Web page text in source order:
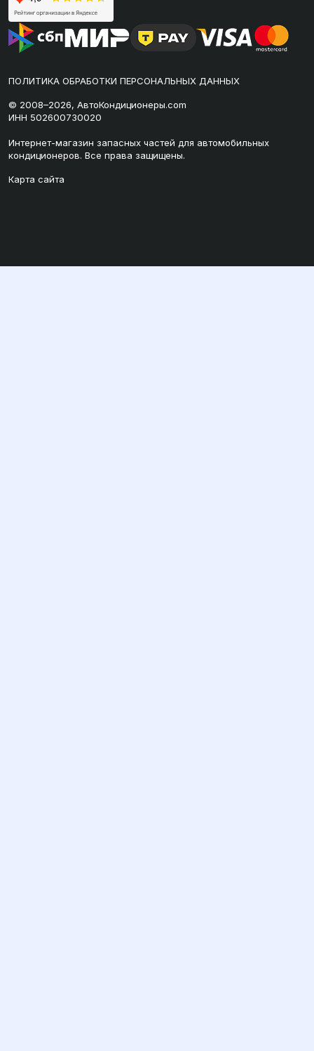
ПОЛИТИКА ОБРАБОТКИ ПЕРСОНАЛЬНЫХ ДАННЫХ
© 2008–2026, АвтоКондиционеры.com
ИНН 502600730020
Интернет-магазин запасных частей для автомобильных
кондиционеров. Все права защищены.
Карта сайта